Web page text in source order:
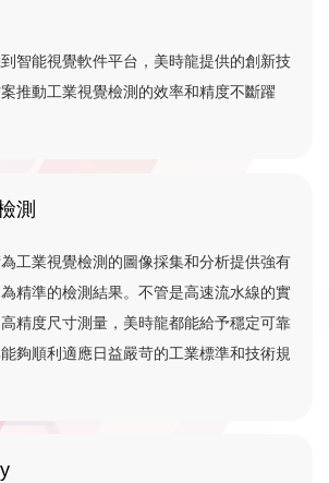
智能視覺軟件平台，美時龍提供的創新技
推動工業視覺檢測的效率和精度不斷躍
測
工業視覺檢測的圖像採集和分析提供強有
精準的檢測結果。不管是高速流水線的實
精度尺寸測量，美時龍都能給予穩定可靠
夠順利適應日益嚴苛的工業標準和技術規